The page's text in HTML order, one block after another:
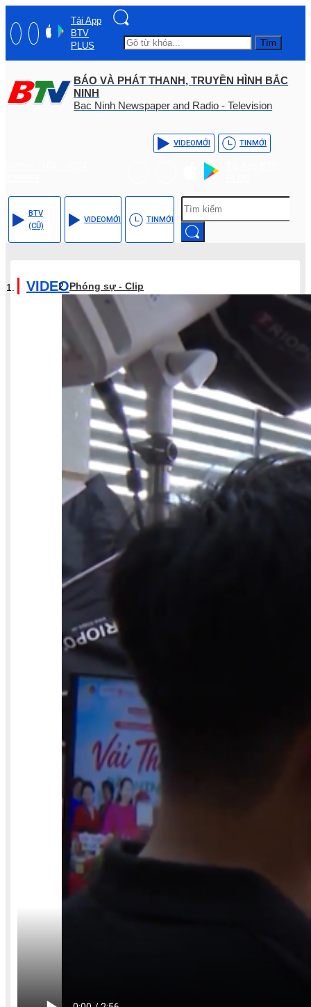
Tải App
BTV
PLUS
Tìm
BÁO VÀ PHÁT THANH, TRUYỀN HÌNH BẮC
NINH
Bac Ninh Newspaper and Radio - Television
VIDEOMỚI TINMỚI
BTV
(CŨ)
VIDEOMỚI TINMỚI
VIDEOPhóng sự - Clip